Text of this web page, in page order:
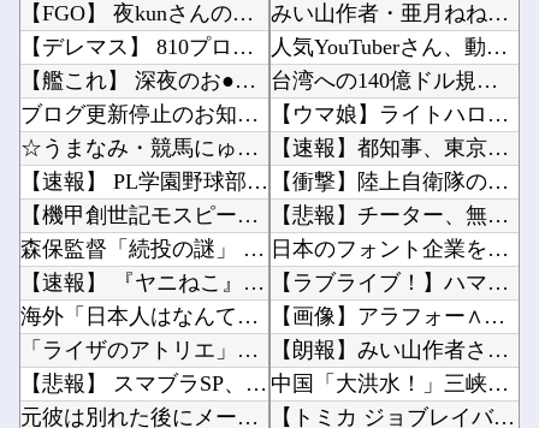
【FGO】 夜kunさんのモルガンイラスト！！ 蝶の羽好きです！
【デレマス】 810プロエアコン騒動【ぷちかれシリーズ】
【艦これ】 深夜のお●ぱい画像スレ
ブログ更新停止のお知らせ
☆うまなみ・競馬にゅーす速報 終了のお知らせ
【速報】 PL学園野球部が休部して今年で10年目、PL学園の全生徒数は35人
【機甲創世記モスピーダ】 「トイライズ」シリーズ新作【明日予約開始】
森保監督「続投の謎」 JFAのドン・田嶋幸三に直撃 「目標達成できなかったからと言って消す...
【速報】 『ヤニねこ』攻めすぎてBPOに通報される
海外「日本人はなんて気高いんだ！」 英高級紙も驚愕した極限の中の日本人の姿に世界が衝撃
「ライザのアトリエ」ライザちゃんのフィギュア発売決定！イラストそのままの超クオリティ！？太...
【悲報】 スマブラSP、切断チートで完全終了へ…
元彼は別れた後にメールで借金を申し込んできたので、会ってその場で消費者金融へ連れて行った…
みい山作者・亜月ねねちゃんがチョロくて可愛いwwwwwww （※画像あり）他
人気YouTuberさん、動画内で最悪の秘密がバレて終わる・・・他
台湾への140億ドル規模の武器売却「確信している」 …米共和党重鎮、マコール議員が表明！他
【ウマ娘】ライトハロー × 島風衣装とかいう凶悪すぎる組み合わせｗｗｗ「大変なことに…」他
【速報】都知事、東京駅近くの都八重洲駐車場に「巨大地下シェルター」整備を正式表明他
【衝撃】陸上自衛隊の22歳陸士長、空き家で『とんでもない事』をしてしまう！！！！！他
【悲報】チーター、無理矢理カメラを設置されてしょんぼり顔他
日本のフォント企業を買収した海外資本、「なんで自ら売上ゼロにするようなことするの」とドン引...
【ラブライブ！】ハマダ歌謡祭に降幡愛さんが出演他
【画像】アラフォー∧∨女優さん、顔もお○ぱいもドスケベすぎるwwwwww他
【朗報】みい山作者さん、みいちゃんでチー牛なのではという疑惑が生まれるｗｗｗｗｗｗｗｗｗｗ...
中国「大洪水！」三峡ダム「9門開放！（全力放流」中国都市「三峡沿線の道路水没」中国政府「高...
【トミカ ジョブレイバー】「ライジングポリスブレイバーZERO デカライドアーマー 黒バイ...